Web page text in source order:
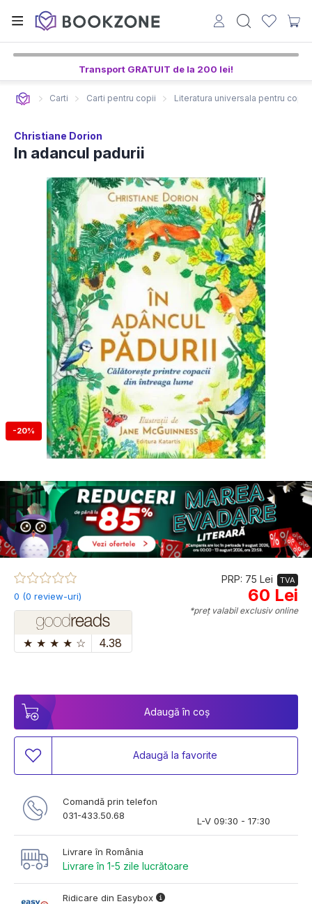
Transport GRATUIT de la 200 lei!
Carti Carti pentru copii Literatura universala pentru copii
Christiane Dorion
In adancul padurii
-20%
0 (0 review-uri)
★ ★ ★ ★ ☆ 4.38
PRP: 75 Lei TVA
60 Lei
*preț valabil exclusiv online
Adaugă în coș
Adaugă la favorite
Comandă prin telefon
031-433.50.68
L-V 09:30 - 17:30
Livrare în România
Livrare în 1-5 zile lucrătoare
Ridicare din Easybox